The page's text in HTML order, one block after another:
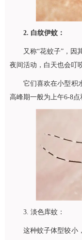
2. 白纹伊蚊：
又称“花蚊子”，因
夜间活动，白天也会叮
它们喜欢在小型积
高峰期一般为上午6-8点
3. 淡色库蚊：
这种蚊子体型较小